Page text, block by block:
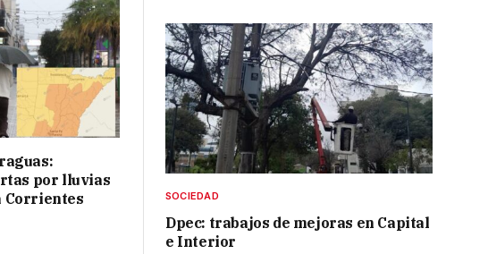
por lluvias
Corrientes
SOCIEDAD
Dpec: trabajos de mejoras en Capital
e Interior